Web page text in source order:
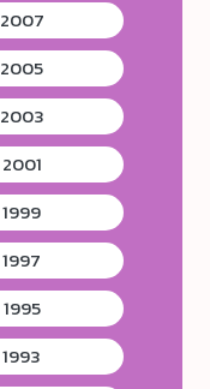
2007
2005
2003
2001
1999
1997
1995
1993